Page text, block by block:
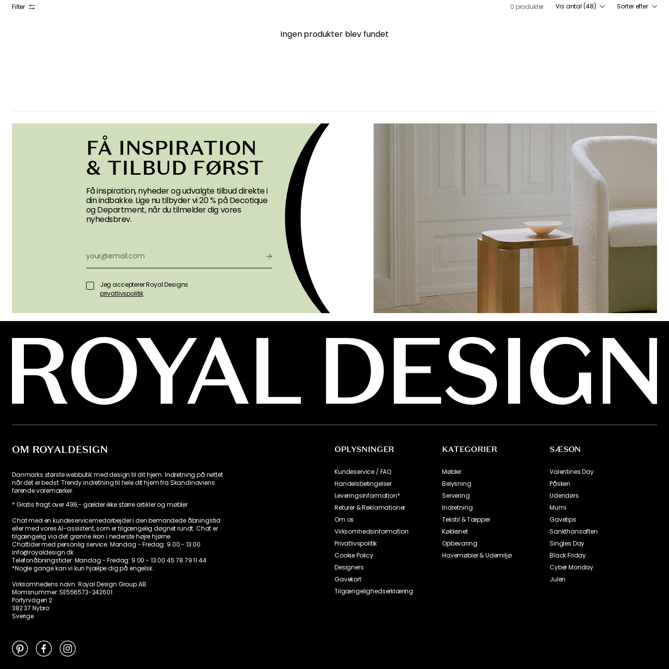
Filter 0 produkter Vis antal (48) Sorter efter
Ingen produkter blev fundet
FÅ INSPIRATION
& TILBUD FØRST
Få inspiration, nyheder og udvalgte tilbud direkte i
din indbakke. Lige nu tilbyder vi 20 % på Decotique
og Department, når du tilmelder dig vores
nyhedsbrev.
Jeg accepterer Royal Designs
privatlivspolitik
OM ROYALDESIGN
Danmarks største webbutik med design til dit hjem. Indretning på nettet
når det er bedst. Trendy indretning til hele dit hjem fra Skandinaviens
førende varemærker.
* Gratis fragt over 499,- gælder ikke større artikler og møbler
Chat med en kundeservicemedarbejder i den bemandede åbningstid
eller med vores AI-assistent, som er tilgængelig døgnet rundt. Chat er
tilgængelig via det grønne ikon i nederste højre hjørne.
Chattider med personlig service: Mandag - Fredag: 9.00 - 13.00
info@royaldesign.dk
Telefonåbningstider: Mandag - Fredag: 9.00 - 13.00 45 78 79 11 44
*Nogle gange kan vi kun hjælpe dig på engelsk.
Virksomhedens navn: Royal Design Group AB
Momsnummer: SE556573-242601
Porfyrvägen 2
382 37 Nybro
Sverige
OPLYSNINGER
Kundeservice / FAQ
Handelsbetingelser
Leveringsinformation*
Returer & Reklamationer
Om os
Virksomhedsinformation
Privatlivspolitik
Cookie Policy
Designers
Gavekort
Tilgængelighedserklæring
KATEGORIER
Møbler
Belysning
Servering
Indretning
Tekstil & Tæpper
Køkkenet
Opbevaring
Havemøbler & Udemiljø
SÆSON
Valentines Day
Påsken
Udendørs
Mumi
Gavetips
Sankthansaften
Singles Day
Black Friday
Cyber Monday
Julen